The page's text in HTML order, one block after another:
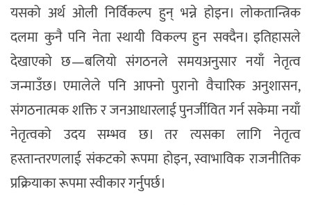
यसको अर्थ ओली निर्विकल्प हुन् भन्ने होइन। लोकतान्त्रिक
दलमा कुनै पनि नेता स्थायी विकल्प हुन सक्दैन। इतिहासले
देखाएको छ—बलियो संगठनले समयअनुसार नयाँ नेतृत्व
जन्माउँछ। एमालेले पनि आफ्नो पुरानो वैचारिक अनुशासन,
संगठनात्मक शक्ति र जनआधारलाई पुनर्जीवित गर्न सकेमा नयाँ
नेतृत्वको उदय सम्भव छ। तर त्यसका लागि नेतृत्व
हस्तान्तरणलाई संकटको रूपमा होइन, स्वाभाविक राजनीतिक
प्रक्रियाका रूपमा स्वीकार गर्नुपर्छ।